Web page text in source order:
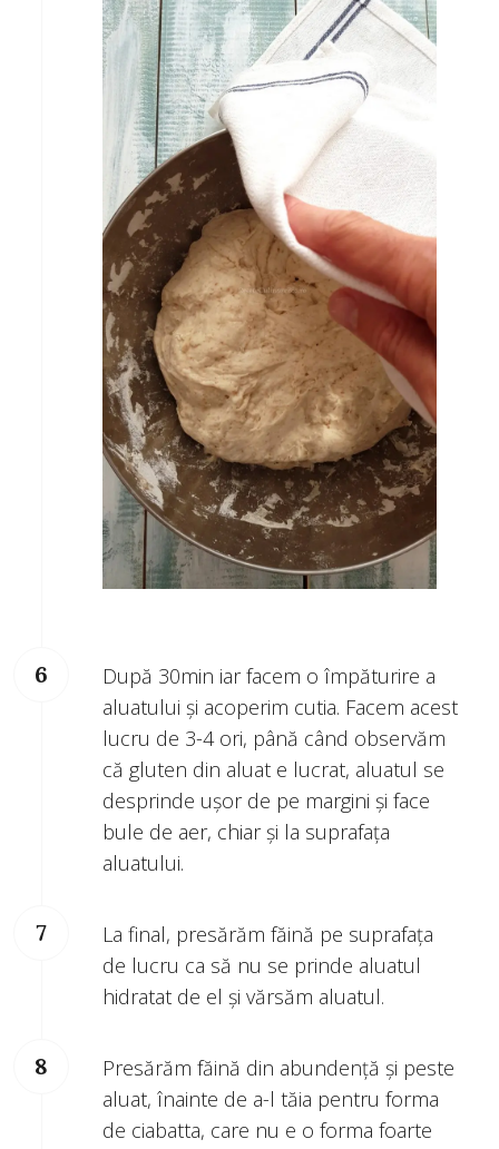
După 30min iar facem o împăturire a
aluatului și acoperim cutia. Facem acest
lucru de 3-4 ori, până când observăm
că gluten din aluat e lucrat, aluatul se
desprinde ușor de pe margini și face
bule de aer, chiar și la suprafața
aluatului.
La final, presărăm făină pe suprafața
de lucru ca să nu se prinde aluatul
hidratat de el și vărsăm aluatul.
Presărăm făină din abundență și peste
aluat, înainte de a-l tăia pentru forma
de ciabatta, care nu e o forma foarte